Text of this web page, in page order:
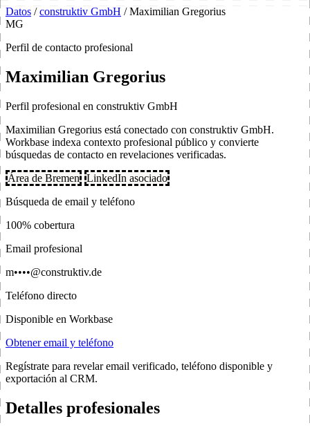
Datos / construktiv GmbH / Maximilian Gregorius
MG
Perfil de contacto profesional
Maximilian Gregorius
Perfil profesional en construktiv GmbH
Maximilian Gregorius está conectado con construktiv GmbH.
Workbase indexa contexto profesional público y convierte
búsquedas de contacto en revelaciones verificadas.
Área de Bremen
LinkedIn asociado
Búsqueda de email y teléfono
100% cobertura
Email profesional
m••••@construktiv.de
Teléfono directo
Disponible en Workbase
Obtener email y teléfono
Regístrate para revelar email verificado, teléfono disponible y
exportación al CRM.
Detalles profesionales